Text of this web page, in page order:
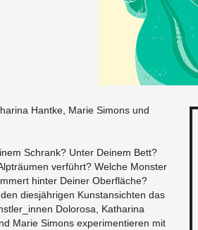
Hant­ke, Marie Si­mons und
Schrank? Unter Dei­nem Bett?
ver­führt? Wel­che Mons­ter
hin­ter Dei­ner Ober­flä­che?
dies­jäh­ri­gen Kunst­an­sich­ten das
Do­lo­ro­sa, Ka­tha­ri­na
Marie Si­mons ex­pe­ri­men­tie­ren mit